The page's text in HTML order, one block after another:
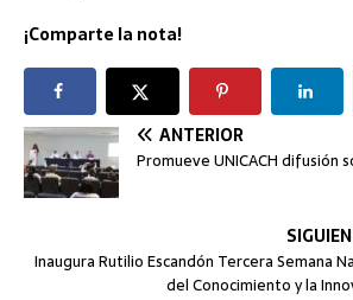
¡Comparte la nota!
ANTERIOR
Promueve UNICACH difusión
Inaugura Rutilio Escandón Tercera Semana
del Conocimiento y la